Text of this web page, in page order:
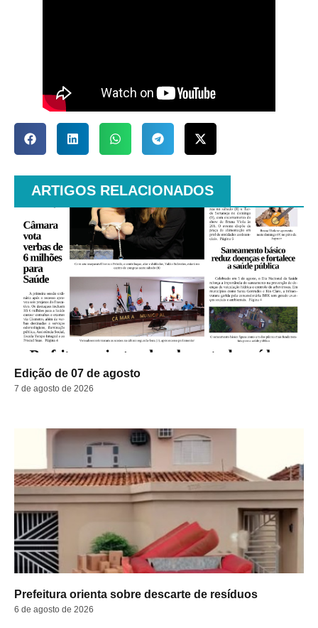
ARTIGOS RELACIONADOS
Edição de 07 de agosto
7 de agosto de 2026
Prefeitura orienta sobre descarte de resíduos
6 de agosto de 2026